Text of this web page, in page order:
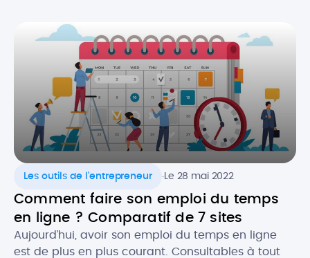
un prospect. Il est donc crucial de ne pas […]
Les outils de l'entrepreneur .Le 28 mai 2022
Comment faire son emploi du temps
en ligne ? Comparatif de 7 sites
Aujourd’hui, avoir son emploi du temps en ligne
est de plus en plus courant. Consultables à tout